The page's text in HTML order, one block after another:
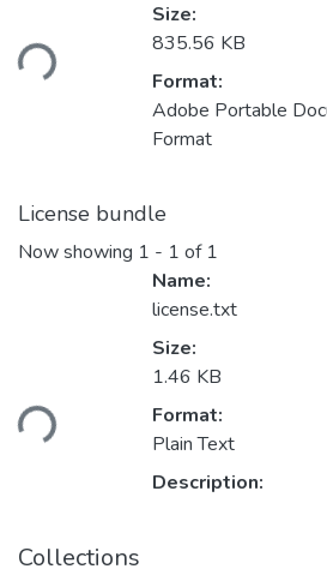
Size:
835.56 KB
Format:
Adobe Portable
Format
License bundle
Now showing 1 - 1 of 1
Name:
license.txt
Size:
1.46 KB
Format:
Plain Text
Description:
Collections